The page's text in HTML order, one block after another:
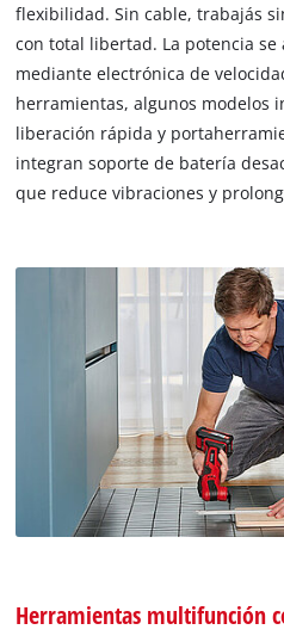
flexibilidad. Sin cable, trabajás
con total libertad. La potencia
mediante electrónica de
herramientas, algunos modelos
liberación rápida y
integran soporte de batería
que reduce vibraciones y
Herramientas multifunción